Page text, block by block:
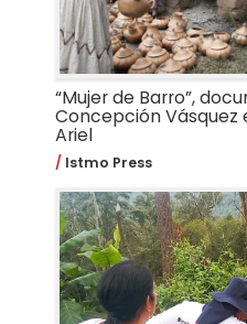
“Mujer de Barro”,
Concepción Vásquez
Ariel
Istmo Press